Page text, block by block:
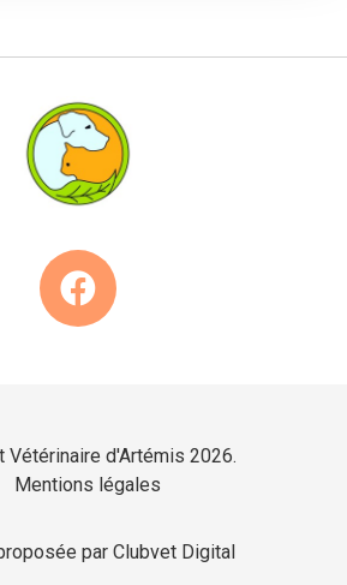
Vétérinaire d'Artémis 2026.
Mentions légales
par Clubvet Digital